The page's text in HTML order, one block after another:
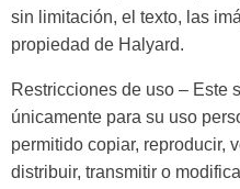
sin limitación, el texto, las
propiedad de Halyard.
Restricciones de uso – Este
únicamente para su uso
permitido copiar, reproducir,
distribuir, transmitir o